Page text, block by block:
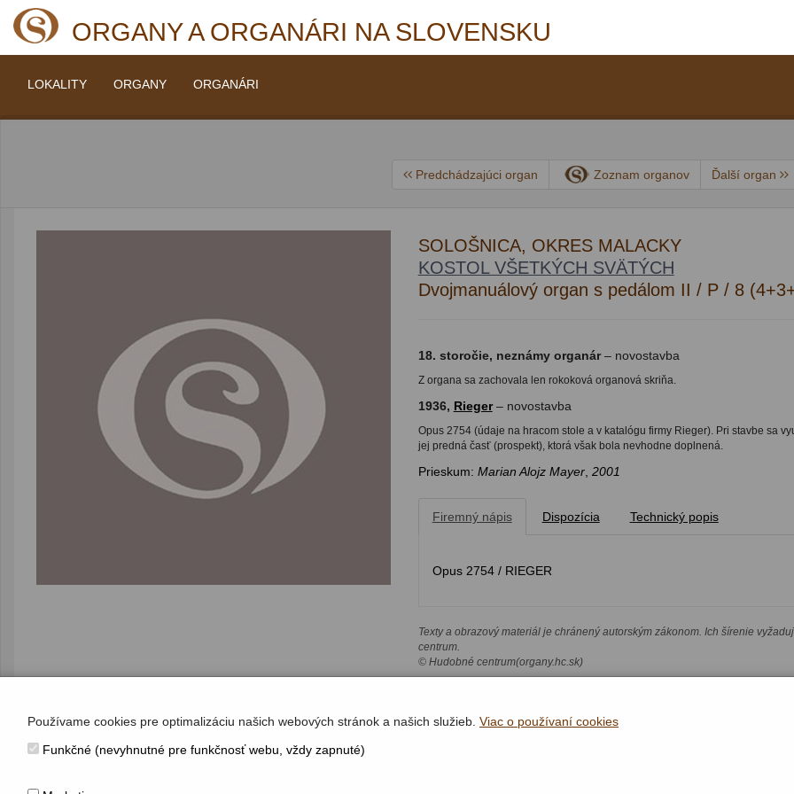
ORGANY A ORGANÁRI NA SLOVENSKU
LOKALITY ORGANY ORGANÁRI
Predchádzajúci organ Zoznam organov Ďalší organ
SOLOŠNICA, OKRES MALACKY
KOSTOL VŠETKÝCH SVÄTÝCH
Dvojmanuálový organ s pedálom II / P / 8
18. storočie, neznámy organár– novostavba
Z organa sa zachovala len rokoková organová skriňa.
1936, Rieger– novostavba
Opus 2754 (údaje na hracom stole a v katalógu firmy Rieger). Pri stavbe sa
jej predná časť (prospekt), ktorá však bola nevhodne doplnená.
Prieskum: Marian Alojz Mayer, 2001
Firemný nápis Dispozícia Technický popis
Opus 2754 / RIEGER
Texty a obrazový materiál je chránený autorským zákonom. Ich šírenie
centrum.
© Hudobné centrum(organy.hc.sk)
KONTAKT
Používame cookies pre optimalizáciu našich webových stránok a našich služieb. Viac o používaní cookies
Funkčné (nevyhnutné pre funkčnosť webu, vždy zapnuté)